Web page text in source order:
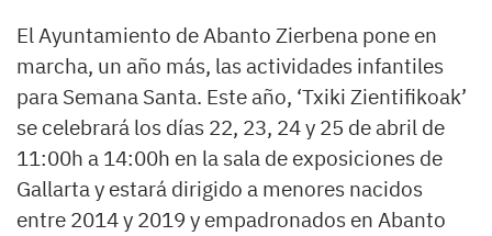
El Ayuntamiento de Abanto Zierbena pone en
marcha, un año más, las actividades infantiles
para Semana Santa. Este año, ‘Txiki Zientifikoak’
se celebrará los días 22, 23, 24 y 25 de abril de
11:00h a 14:00h en la sala de exposiciones de
Gallarta y estará dirigido a menores nacidos
entre 2014 y 2019 y empadronados en Abanto